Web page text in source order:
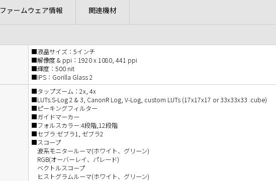
ファームウェア情報 関連機材
■液晶サイズ：5インチ
■解像度 & ppi：1920 x 1080, 441 ppi
■輝度：500 nit
■IPS：Gorilla Glass 2
■タップズーム：2x, 4x
■LUTs:S-Log 2 & 3, CanonR Log, V-Log, custom LUTs (17x17x17 or 33x33x33 .cube)
■ピーキングフィルター
■ガイドマーカー
■フォルスカラー:4段階,12段階
■セブラ:ゼブラ1, ゼブラ2
■スコープ
波系モニタールーマ(ホワイト、グリーン)
RGB(オーバーレイ、パレード)
ベクトルスコープ
ヒストグラムルーマ(ホワイト、グリーン)